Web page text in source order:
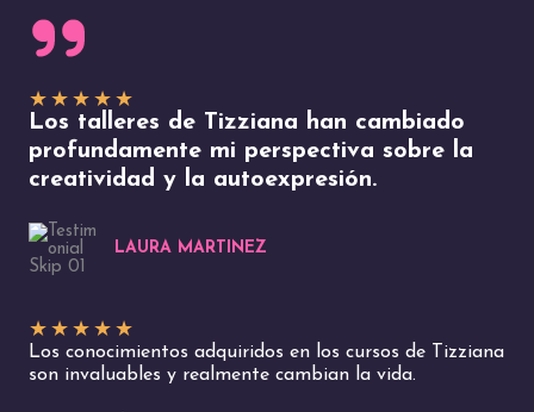
★ ★ ★ ★ ★
Los talleres de Tizziana han cambiado
profundamente mi perspectiva sobre la
creatividad y la autoexpresión.
LAURA MARTINEZ
★ ★ ★ ★ ★
Los conocimientos adquiridos en los cursos de Tizziana
son invaluables y realmente cambian la vida.